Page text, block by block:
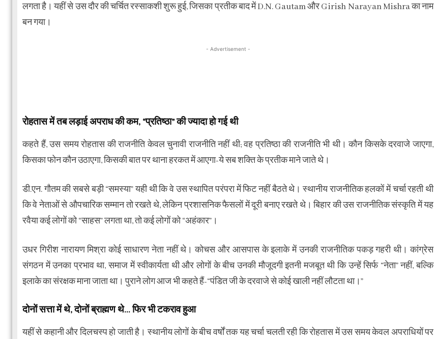
लगता है। यहीं से उस दौर की चर्चित रस्साकशी शुरू हुई, जिसका प्रतीक बाद में D.N. Gautam और Girish Narayan Mishra का नाम
बन गया।
- Advertisement -
रोहतास में तब लड़ाई अपराध की कम, “प्रतिष्ठा” की ज्यादा हो गई थी
कहते हैं, उस समय रोहतास की राजनीति केवल चुनावी राजनीति नहीं थी; वह प्रतिष्ठा की राजनीति भी थी। कौन किसके दरवाजे जाएगा,
किसका फोन कौन उठाएगा, किसकी बात पर थाना हरकत में आएगा-ये सब शक्ति के प्रतीक माने जाते थे।
डी.एन. गौतम की सबसे बड़ी “समस्या” यही थी कि वे उस स्थापित परंपरा में फिट नहीं बैठते थे। स्थानीय राजनीतिक हलकों में चर्चा रहती थी
कि वे नेताओं से औपचारिक सम्मान तो रखते थे, लेकिन प्रशासनिक फैसलों में दूरी बनाए रखते थे। बिहार की उस राजनीतिक संस्कृति में यह
रवैया कई लोगों को “साहस” लगता था, तो कई लोगों को “अहंकार”।
उधर गिरीश नारायण मिश्रा कोई साधारण नेता नहीं थे। कोचस और आसपास के इलाके में उनकी राजनीतिक पकड़ गहरी थी। कांग्रेस
संगठन में उनका प्रभाव था, समाज में स्वीकार्यता थी और लोगों के बीच उनकी मौजूदगी इतनी मजबूत थी कि उन्हें सिर्फ “नेता” नहीं, बल्कि
इलाके का संरक्षक माना जाता था। पुराने लोग आज भी कहते हैं-“पंडित जी के दरवाजे से कोई खाली नहीं लौटता था।”
दोनों सत्ता में थे, दोनों ब्राह्मण थे… फिर भी टकराव हुआ
यहीं से कहानी और दिलचस्प हो जाती है। स्थानीय लोगों के बीच वर्षों तक यह चर्चा चलती रही कि रोहतास में उस समय केवल अपराधियों पर